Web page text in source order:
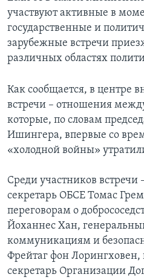
участвуют активные в
государственные и
зарубежные встречи
различных областях
Как сообщается, в центре
встречи – отношения
которые, по словам
Ишингера, впервые со
«холодной войны»
Среди участников встречи
секретарь ОБСЕ Томас
переговорам о
Йоханнес Хан,
коммуникациям и
Фрейтаг фон
секретарь Организации